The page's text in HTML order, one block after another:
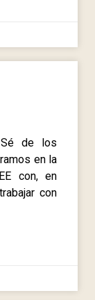
Sé de los
en la
con, en
con